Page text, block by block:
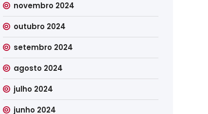
novembro 2024
outubro 2024
setembro 2024
agosto 2024
julho 2024
junho 2024